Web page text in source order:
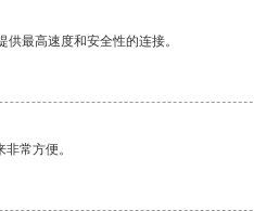
最高速度和安全性的连接。
常方便。